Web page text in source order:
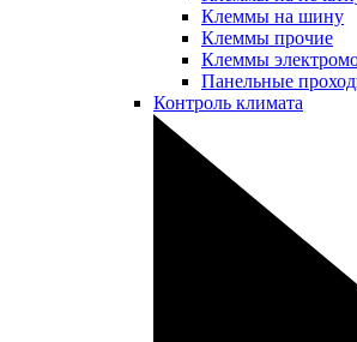
Клеммы на шину
Клеммы прочие
Клеммы
Панельные
Контроль климата